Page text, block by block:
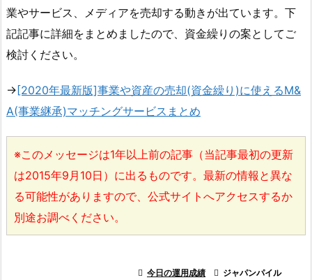
業やサービス、メディアを売却する動きが出ています。下
記記事に詳細をまとめましたので、資金繰りの案としてご
検討ください。
→[2020年最新版]事業や資産の売却(資金繰り)に使えるM&
A(事業継承)マッチングサービスまとめ
※このメッセージは1年以上前の記事（当記事最初の更新
は2015年9月10日）に出るものです。最新の情報と異な
る可能性がありますので、公式サイトへアクセスするか
別途お調べください。
 今日の運用成績  ジャパンパイル